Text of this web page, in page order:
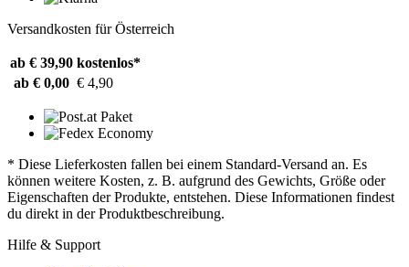
Versandkosten für Österreich
ab € 39,90 kostenlos*
ab € 0,00 € 4,90
* Diese Lieferkosten fallen bei einem Standard-Versand an. Es
können weitere Kosten, z. B. aufgrund des Gewichts, Größe oder
Eigenschaften der Produkte, entstehen. Diese Informationen findest
du direkt in der Produktbeschreibung.
Hilfe & Support